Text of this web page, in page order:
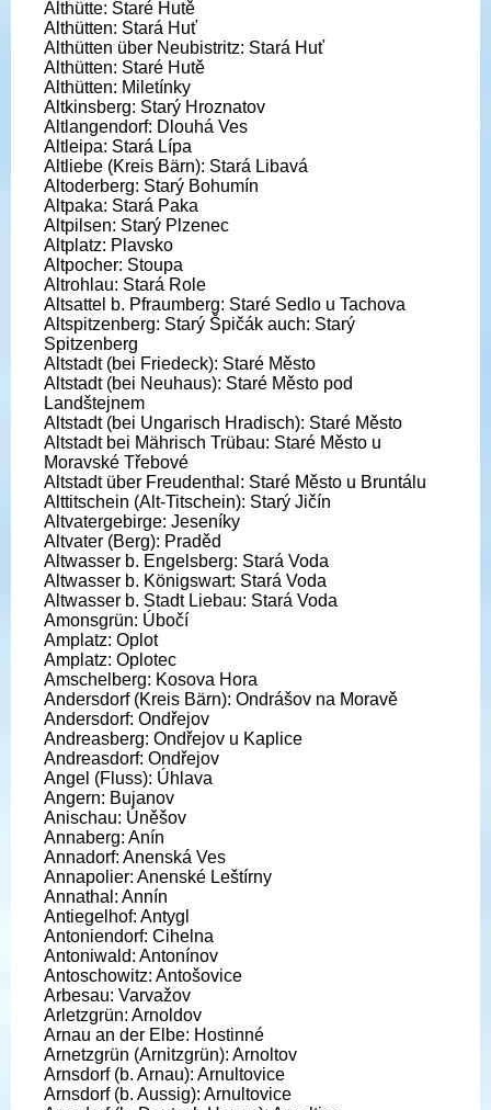
Althütte: Staré Hutě
Althütten: Stará Huť
Althütten über Neubistritz: Stará Huť
Althütten: Staré Hutě
Althütten: Miletínky
Altkinsberg: Starý Hroznatov
Altlangendorf: Dlouhá Ves
Altleipa: Stará Lípa
Altliebe (Kreis Bärn): Stará Libavá
Altoderberg: Starý Bohumín
Altpaka: Stará Paka
Altpilsen: Starý Plzenec
Altplatz: Plavsko
Altpocher: Stoupa
Altrohlau: Stará Role
Altsattel b. Pfraumberg: Staré Sedlo u Tachova
Altspitzenberg: Starý Špičák auch: Starý
Spitzenberg
Altstadt (bei Friedeck): Staré Město
Altstadt (bei Neuhaus): Staré Město pod
Landštejnem
Altstadt (bei Ungarisch Hradisch): Staré Město
Altstadt bei Mährisch Trübau: Staré Město u
Moravské Třebové
Altstadt über Freudenthal: Staré Město u Bruntálu
Alttitschein (Alt-Titschein): Starý Jičín
Altvatergebirge: Jeseníky
Altvater (Berg): Praděd
Altwasser b. Engelsberg: Stará Voda
Altwasser b. Königswart: Stará Voda
Altwasser b. Stadt Liebau: Stará Voda
Amonsgrün: Úbočí
Amplatz: Oplot
Amplatz: Oplotec
Amschelberg: Kosova Hora
Andersdorf (Kreis Bärn): Ondrášov na Moravě
Andersdorf: Ondřejov
Andreasberg: Ondřejov u Kaplice
Andreasdorf: Ondřejov
Angel (Fluss): Úhlava
Angern: Bujanov
Anischau: Úněšov
Annaberg: Anín
Annadorf: Anenská Ves
Annapolier: Anenské Leštírny
Annathal: Annín
Antiegelhof: Antygl
Antoniendorf: Cihelna
Antoniwald: Antonínov
Antoschowitz: Antošovice
Arbesau: Varvažov
Arletzgrün: Arnoldov
Arnau an der Elbe: Hostinné
Arnetzgrün (Arnitzgrün): Arnoltov
Arnsdorf (b. Arnau): Arnultovice
Arnsdorf (b. Aussig): Arnultovice